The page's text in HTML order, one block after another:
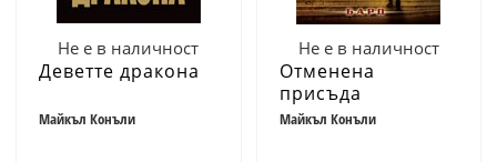
Не е в наличност
Деветте дракона
Майкъл Конъли
Не е в наличност
Отменена
присъда
Майкъл Конъли